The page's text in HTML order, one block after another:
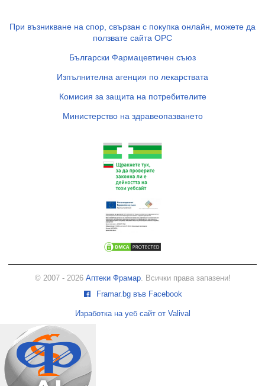
При възникване на спор, свързан с покупка онлайн, можете да
ползвате сайта ОРС
Български Фармацевтичен съюз
Изпълнителна агенция по лекарствата
Комисия за защита на потребителите
Министерство на здравеопазването
© 2007 - 2026 Аптеки Фрамар. Всички права запазени!
Framar.bg във Facebook
Изработка на уеб сайт от Valival